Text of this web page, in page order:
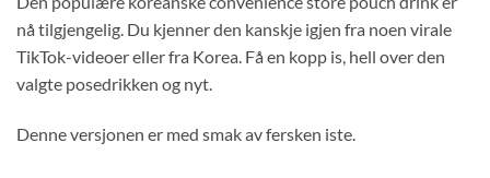
nå tilgjengelig. Du kjenner den kanskje igjen fra noen virale
TikTok-videoer eller fra Korea. Få en kopp is, hell over den
valgte posedrikken og nyt.
Denne versjonen er med smak av fersken iste.